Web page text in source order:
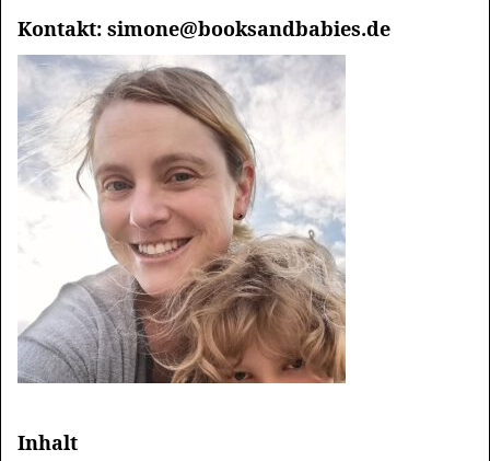
Kontakt: simone@booksandbabies.de
Inhalt